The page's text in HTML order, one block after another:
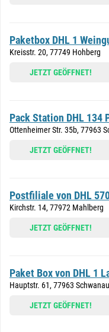
Paketbox DHL 1
Kreisstr. 20, 77749 Hohberg
JETZT GEÖFFNET!
Pack Station DHL 134
Ottenheimer Str. 35b, 77963
JETZT GEÖFFNET!
Postfiliale von DHL
Kirchstr. 14, 77972 Mahlberg
JETZT GEÖFFNET!
Paket Box von DHL 1
Hauptstr. 61, 77963 Schwanau
JETZT GEÖFFNET!